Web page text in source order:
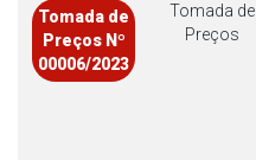
Tomada de
Preços Nº
00006/2023
Tomada de
Preços